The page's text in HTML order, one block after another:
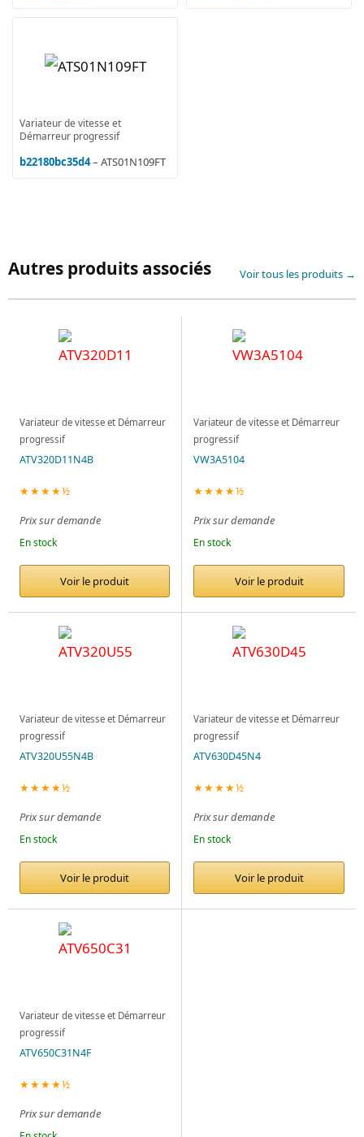
Variateur de vitesse et
Démarreur progressif
b22180bc35d4– ATS01N109FT
Autres produits associés Voir tous les produits →
Variateur de vitesse et Démarreur
progressif
ATV320D11N4B
★★★★½
Prix sur demande
En stock
Voir le produit
Variateur de vitesse et Démarreur
progressif
VW3A5104
★★★★½
Prix sur demande
En stock
Voir le produit
Variateur de vitesse et Démarreur
progressif
ATV320U55N4B
★★★★½
Prix sur demande
En stock
Voir le produit
Variateur de vitesse et Démarreur
progressif
ATV630D45N4
★★★★½
Prix sur demande
En stock
Voir le produit
Variateur de vitesse et Démarreur
progressif
ATV650C31N4F
★★★★½
Prix sur demande